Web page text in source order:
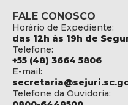
FALE CONOSCO
Horário de Expediente:
das 12h às 19h de
Telefone:
+55 (48) 3664 5806
E-mail:
Telefone da Ouvidoria: